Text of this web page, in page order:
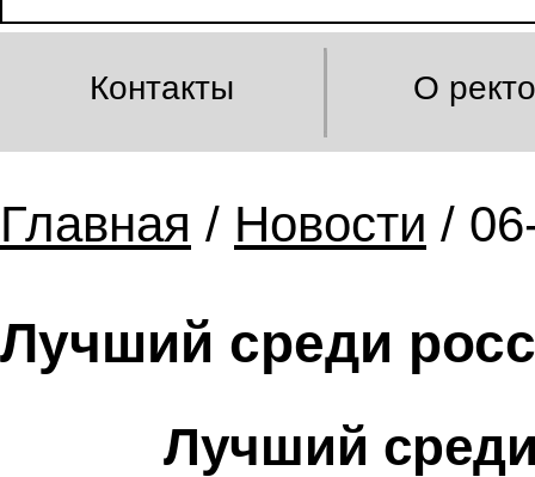
Контакты О
Главная / Новости /
Лучший среди
Лучший